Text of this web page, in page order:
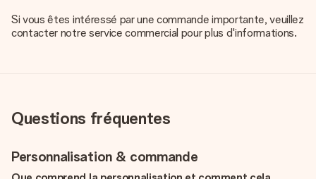
Si vous êtes intéressé par une commande importante, veuillez
contacter notre service commercial pour plus d'informations.
Questions fréquentes
Personnalisation & commande